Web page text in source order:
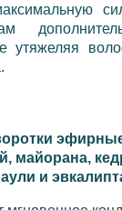
утяжеляя
майорана,
и